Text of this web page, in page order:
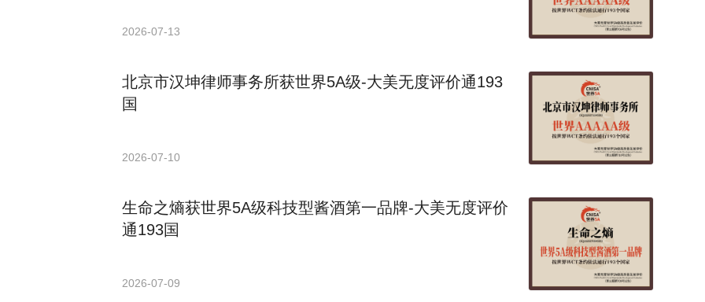
2026-07-13
北京市汉坤律师事务所获世界5A级-大美无度评价通193
国
2026-07-10
生命之熵获世界5A级科技型酱酒第一品牌-大美无度评价
通193国
2026-07-09